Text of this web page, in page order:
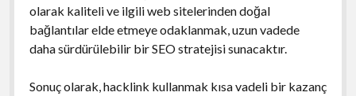
olarak kaliteli ve ilgili web sitelerinden doğal
bağlantılar elde etmeye odaklanmak, uzun vadede
daha sürdürülebilir bir SEO stratejisi sunacaktır.
Sonuç olarak, hacklink kullanmak kısa vadeli bir kazanç